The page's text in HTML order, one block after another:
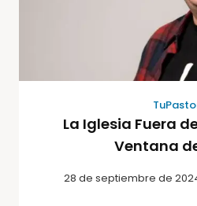
La Iglesia Fuera
Ventana
28 de septiembre de